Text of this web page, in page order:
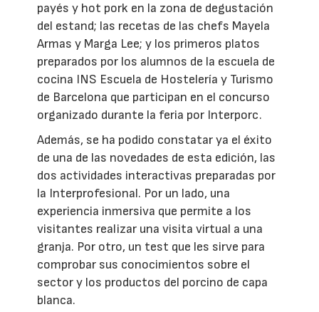
payés y hot pork en la zona de degustación
del estand; las recetas de las chefs Mayela
Armas y Marga Lee; y los primeros platos
preparados por los alumnos de la escuela de
cocina INS Escuela de Hostelería y Turismo
de Barcelona que participan en el concurso
organizado durante la feria por Interporc.
Además, se ha podido constatar ya el éxito
de una de las novedades de esta edición, las
dos actividades interactivas preparadas por
la Interprofesional. Por un lado, una
experiencia inmersiva que permite a los
visitantes realizar una visita virtual a una
granja. Por otro, un test que les sirve para
comprobar sus conocimientos sobre el
sector y los productos del porcino de capa
blanca.